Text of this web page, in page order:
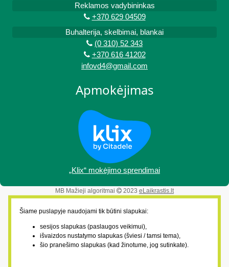
Reklamos vadybininkas
+370 629 04509
Buhalterija, skelbimai, blankai
(0 310) 52 343
+370 616 41202
infovd4@gmail.com
Apmokėjimas
„Klix“ mokėjimo sprendimai
MB Mažieji algoritmai 2023 eLaikrastis.lt
Šiame puslapyje naudojami tik būtini slapukai:
sesijos slapukas (paslaugos veikimui),
išvaizdos nustatymo slapukas (šviesi / tamsi tema),
šio pranešimo slapukas (kad žinotume, jog sutinkate).